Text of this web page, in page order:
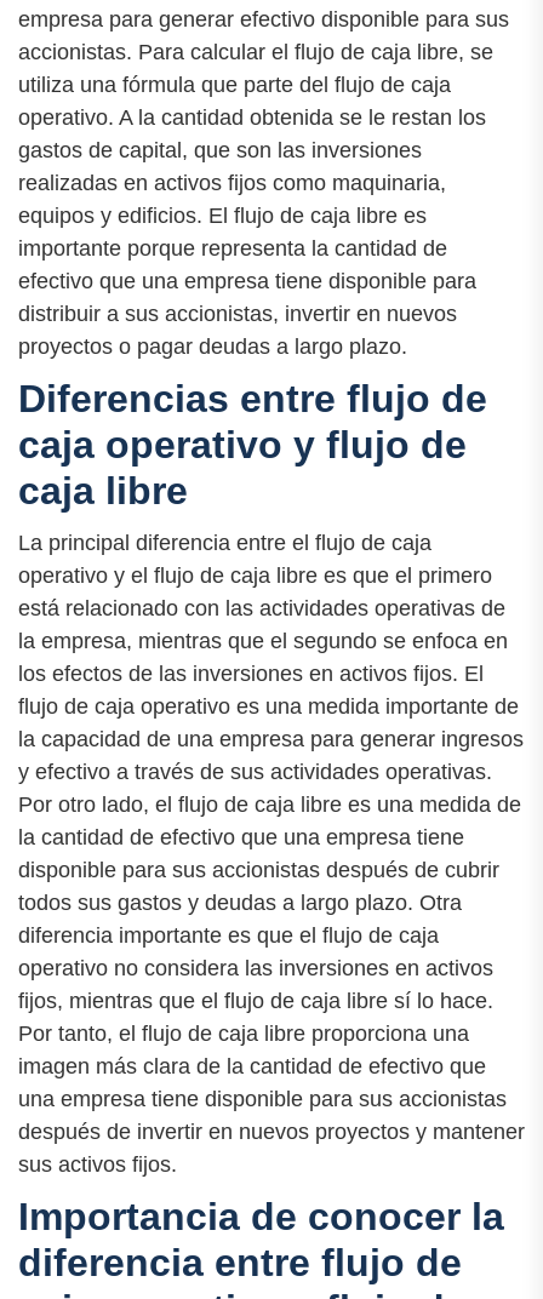
empresa para generar efectivo disponible para sus
accionistas. Para calcular el flujo de caja libre, se
utiliza una fórmula que parte del flujo de caja
operativo. A la cantidad obtenida se le restan los
gastos de capital, que son las inversiones
realizadas en activos fijos como maquinaria,
equipos y edificios. El flujo de caja libre es
importante porque representa la cantidad de
efectivo que una empresa tiene disponible para
distribuir a sus accionistas, invertir en nuevos
proyectos o pagar deudas a largo plazo.
Diferencias entre flujo de
caja operativo y flujo de
caja libre
La principal diferencia entre el flujo de caja
operativo y el flujo de caja libre es que el primero
está relacionado con las actividades operativas de
la empresa, mientras que el segundo se enfoca en
los efectos de las inversiones en activos fijos. El
flujo de caja operativo es una medida importante de
la capacidad de una empresa para generar ingresos
y efectivo a través de sus actividades operativas.
Por otro lado, el flujo de caja libre es una medida de
la cantidad de efectivo que una empresa tiene
disponible para sus accionistas después de cubrir
todos sus gastos y deudas a largo plazo. Otra
diferencia importante es que el flujo de caja
operativo no considera las inversiones en activos
fijos, mientras que el flujo de caja libre sí lo hace.
Por tanto, el flujo de caja libre proporciona una
imagen más clara de la cantidad de efectivo que
una empresa tiene disponible para sus accionistas
después de invertir en nuevos proyectos y mantener
sus activos fijos.
Importancia de conocer la
diferencia entre flujo de